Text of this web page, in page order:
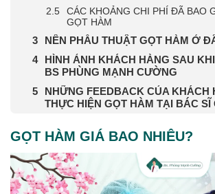
CÁC KHOẢNG CHI PHÍ ĐÃ BAO
GỌT HÀM
NÊN PHẪU THUẬT GỌT HÀM Ở
HÌNH ẢNH KHÁCH HÀNG SAU
BS PHÙNG MẠNH CƯỜNG
NHỮNG FEEDBACK CỦA KHÁCH
THỰC HIỆN GỌT HÀM TẠI BÁC SĨ
GỌT HÀM GIÁ BAO NHIÊU?